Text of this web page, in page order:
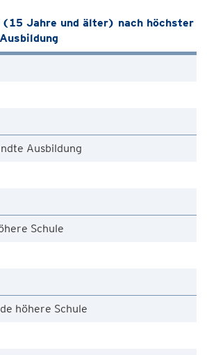
(15 Jahre und älter) nach höchster
Ausbildung
Schule
höhere Schule